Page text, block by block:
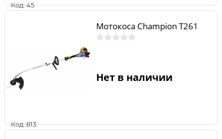
Код: 45
Код: 813
Мотокоса Champion T261
Нет в наличии